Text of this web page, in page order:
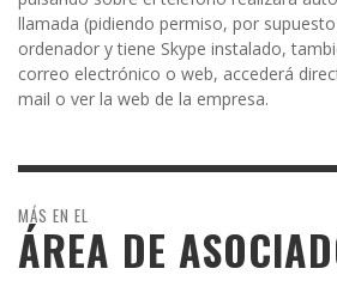
llamada (pidiendo permiso, por
ordenador y tiene Skype instalado,
correo electrónico o web, accederá
mail o ver la web de la empresa.
MÁS EN EL
ÁREA DE